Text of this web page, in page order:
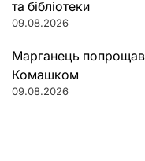
та бібліотеки
09.08.2026
Марганець
Комашком
09.08.2026